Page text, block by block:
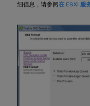
细信息，请参阅在 ESXi 服